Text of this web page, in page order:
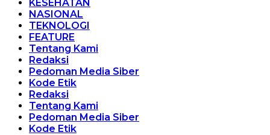
KESEHATAN
NASIONAL
TEKNOLOGI
FEATURE
Tentang Kami
Redaksi
Pedoman Media Siber
Kode Etik
Redaksi
Tentang Kami
Pedoman Media Siber
Kode Etik